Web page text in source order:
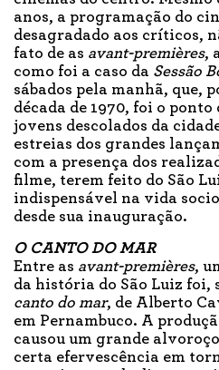
anos, a programação do
desagradado aos críticos,
fato de as avant-premières,
como foi a caso da Sessão
sábados pela manhã, que,
década de 1970, foi o
jovens descolados da
estreias dos grandes
com a presença dos
filme, terem feito do São
indispensável na vida
desde sua inauguração.
O CANTO DO MAR
Entre as avant-premières,
da história do São Luiz foi,
canto do mar, de Alberto
em Pernambuco. A
causou um grande
certa efervescência em